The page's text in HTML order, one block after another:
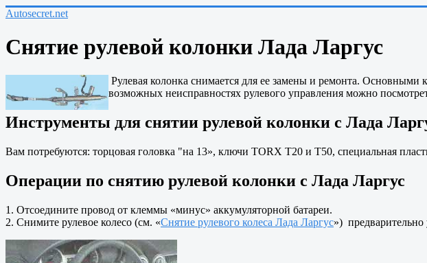
Autosecret.net
Снятие рулевой колонки Лада Ларгус
Рулевая колонка снимается для ее замены и ремонта.
возможных неисправностях рулевого управления можно
Инструменты для снятии рулевой колонки с Лада
Вам потребуются: торцовая головка "на 13», ключи ТОRХ Т20 и Т50, специальная
Операции по снятию рулевой колонки с Лада Ларгус
1. Отсоедините провод от клеммы «минус» аккумуляторной батареи.
2. Снимите рулевое колесо (см. «Снятие рулевого колеса Лада Ларгус»)